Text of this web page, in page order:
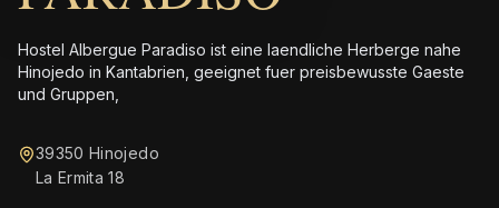
Hostel Albergue Paradiso ist eine laendliche Herberge nahe
Hinojedo in Kantabrien, geeignet fuer preisbewusste Gaeste
und Gruppen,
39350 Hinojedo
La Ermita 18